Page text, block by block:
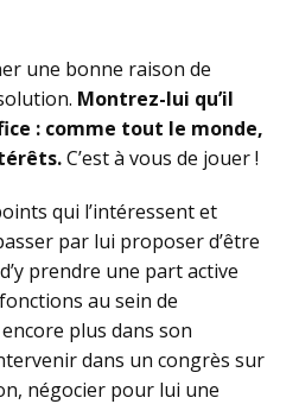
une bonne raison de
Montrez-lui qu’il
: comme tout le monde,
C’est à vous de jouer !
qui l’intéressent et
par lui proposer d’être
prendre une part active
au sein de
plus dans son
dans un congrès sur
négocier pour lui une